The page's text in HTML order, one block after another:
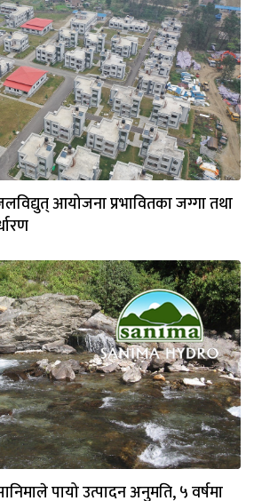
आयोजना प्रभावितका जग्गा तथा
पायो उत्पादन अनुमति, ५ वर्षमा